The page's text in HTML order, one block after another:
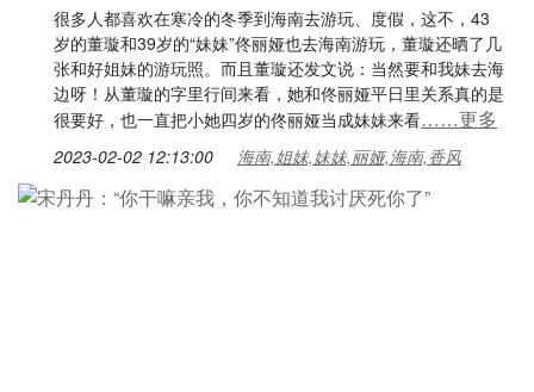
很多人都喜欢在寒冷的冬季到海南去游玩、度假，这不，43
岁的董璇和39岁的“妹妹”佟丽娅也去海南游玩，董璇还晒了几
张和好姐妹的游玩照。而且董璇还发文说：当然要和我妹去海
边呀！从董璇的字里行间来看，她和佟丽娅平日里关系真的是
很要好，也一直把小她四岁的佟丽娅当成妹妹来看……更多
2023-02-02 12:13:00 海南,姐妹,妹妹,丽娅,海南,香风